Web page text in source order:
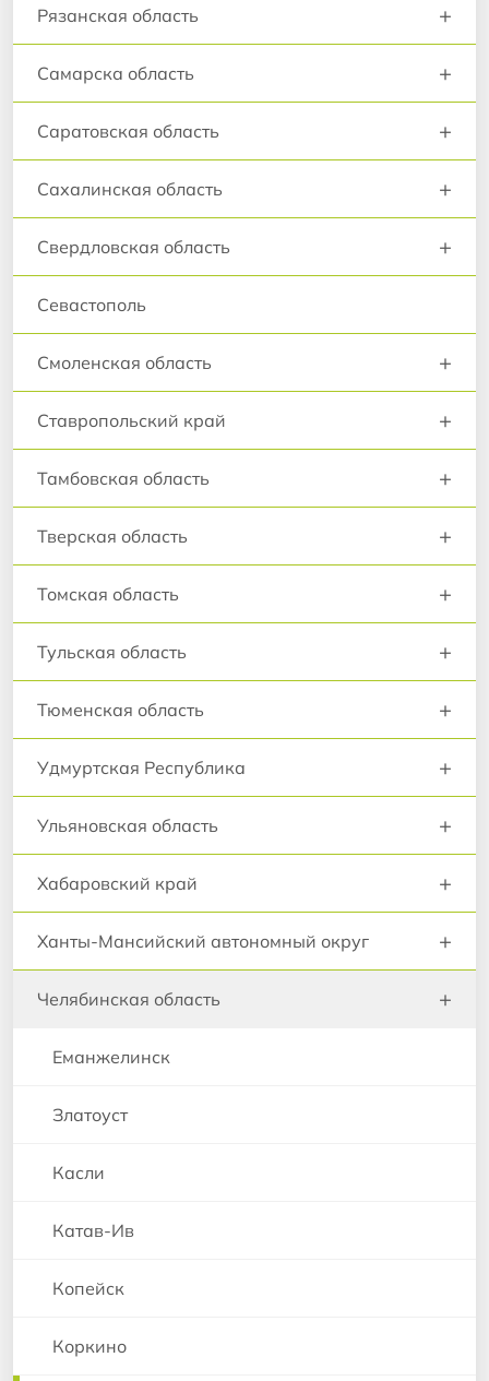
Рязанская область +
Самарска область +
Саратовская область +
Сахалинская область +
Свердловская область +
Севастополь
Смоленская область +
Ставропольский край +
Тамбовская область +
Тверская область +
Томская область +
Тульская область +
Тюменская область +
Удмуртская Республика +
Ульяновская область +
Хабаровский край +
Ханты-Мансийский автономный округ +
Челябинская область +
Еманжелинск
Златоуст
Касли
Катав-Ив
Копейск
Коркино